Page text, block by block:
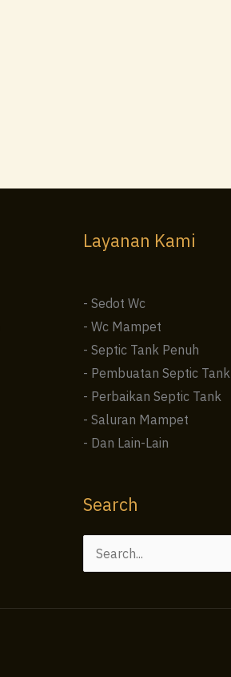
Layanan Kami
- Sedot Wc
- Wc Mampet
- Septic Tank Penuh
- Pembuatan Septic Tank
- Perbaikan Septic Tank
- Saluran Mampet
- Dan Lain-Lain
Search
Cari